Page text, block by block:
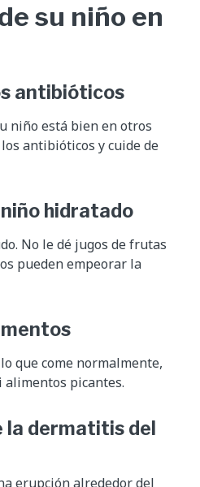
su niño en
antibióticos
niño está bien en otros
antibióticos y cuide de
hidratado
No le dé jugos de frutas
pueden empeorar la
que come normalmente,
picantes.
dermatitis del
erupción alrededor del